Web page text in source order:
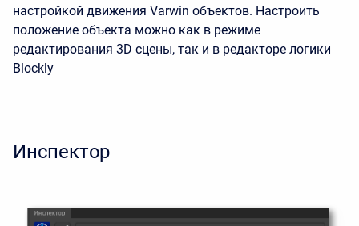
настройкой движения Varwin объектов. Настроить
положение объекта можно как в режиме
редактирования 3D сцены, так и в редакторе логики
Blockly
Инспектор